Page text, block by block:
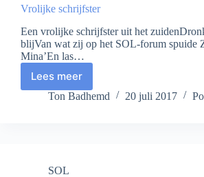
Vrolijke schrijfster
Een vrolijke schrijfster uit het
blijVan wat zij op het SOL-forum spuide
Mina’En las…
Lees meer
Vrolijke
schrijfster
Ton Badhemd 20 juli 2017
SOL